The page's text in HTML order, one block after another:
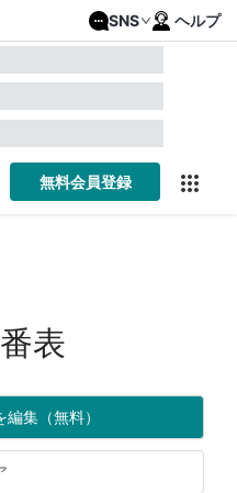
SNS ヘルプ
無料会員登録
表
集（無料）